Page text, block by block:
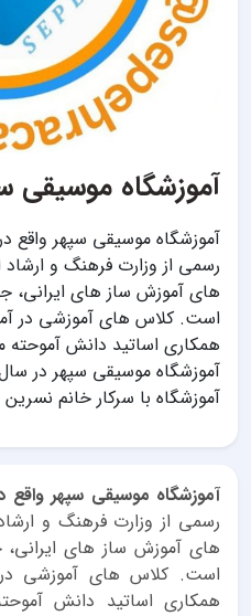
آموزشگاه موسیقی
آموزشگاه موسیقی سپهر واقع
رسمی از وزارت فرهنگ و ارشاد
های آموزش ساز های ایرانی،
است. کلاس های آموزشی در
همکاری اساتید دانش آموحته
آموزشگاه با سرکار خانم
آموزشگاه موسیقی سپهر
رسمی از وزارت فرهنگ و
های آموزش ساز های
است. کلاس های آموزشی در
همکاری اساتید دانش